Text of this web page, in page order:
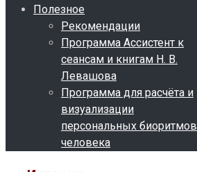
Полезное
Рекомендации
Программа Ассистент к
сеансам и книгам Н. В.
Левашова
Программа для расчёта и
визуализации
персональных биоритмов
человека